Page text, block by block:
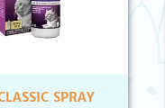
SPRAY